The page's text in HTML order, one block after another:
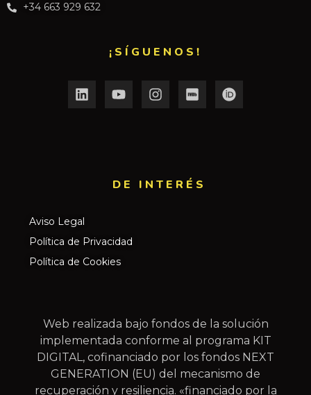
+34 663 929 632
¡SÍGUENOS!
DE INTERÉS​
Aviso Legal
Política de Privacidad
Política de Cookies
Web realizada bajo fondos de la solución
implementada conforme al programa KIT
DIGITAL, cofinanciado por los fondos NEXT
GENERATION (EU) del mecanismo de
recuperación y resiliencia. «financiado por la